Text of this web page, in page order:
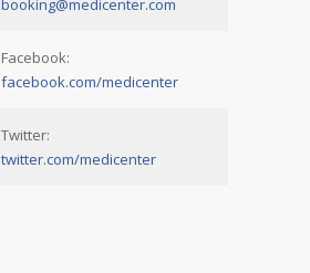
booking@medicenter.com
Facebook:
facebook.com/medicenter
Twitter:
twitter.com/medicenter